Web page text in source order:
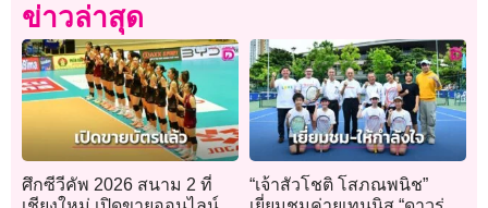
ข่าวล่าสุด
ศึกซีวีคัพ 2026 สนาม 2 ที่
“เจ้าสัวโชติ โสภณพนิช”